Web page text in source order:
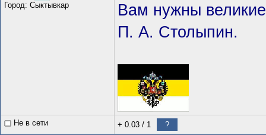
Город: Сыктывкар
Вам нужны
П. А. Столыпин.
Не в сети + 0.03 / 1 ?